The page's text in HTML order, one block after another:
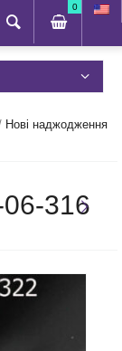
0
Нові наджодження
316